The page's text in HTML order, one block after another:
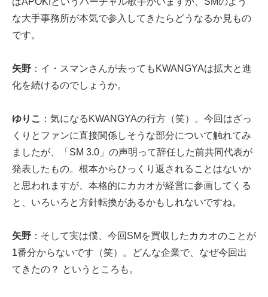
な大手事務所が本気で参入してきたらどうなるか見もの
です。
矢野 ：イ・スマンさんが去ってもKWANGYAは拡大と進
化を続けるのでしょうか。
ゆりこ
：気になるKWANGYAの行方（笑）。今回はざっ
くりとファンに直接関係しそうな部分について触れてみ
ましたが、「SM 3.0」の声明って辞任した前共同代表が
発表したもの。根本からひっくり返されることはないか
と思われますが、本格的にカカオが経営に参画してくる
と、いろいろと方針転換があるかもしれないですね。
矢野 ：そして実は僕、今回SMを買収したカカオのことが
1番分からないです（笑）。どんな企業で、なぜ今回出
てきたの？ というところも。